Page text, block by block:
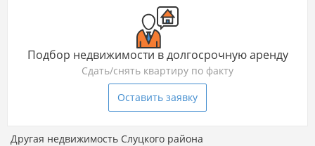
Подбор недвижимости в долгосрочную аренду
Сдать/снять квартиру по факту
Оставить заявку
Другая недвижимость Слуцкого района